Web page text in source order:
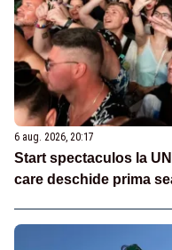
6 aug. 2026, 20:17
Start spectaculos la
care deschide prima